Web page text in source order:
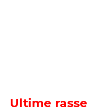
Ultime